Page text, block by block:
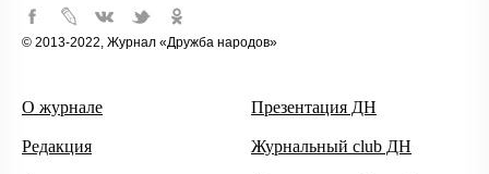
© 2013-2022, Журнал «Дружба народов»
О журнале
Редакция
Презентация ДН
Журнальный club ДН